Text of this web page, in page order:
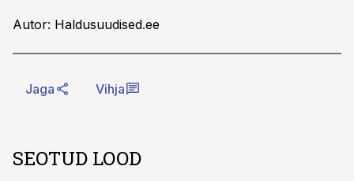
Autor: Haldusuudised.ee
Jaga Vihja
SEOTUD LOOD